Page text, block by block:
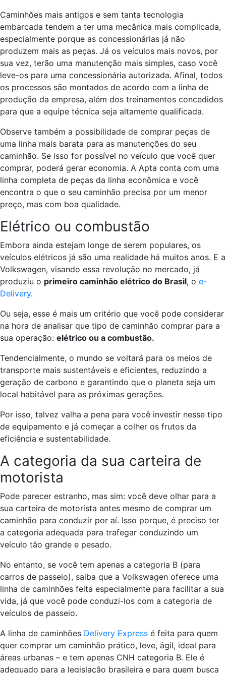
Caminhões mais antigos e sem tanta tecnologia
embarcada tendem a ter uma mecânica mais complicada,
especialmente porque as concessionárias já não
produzem mais as peças. Já os veículos mais novos, por
sua vez, terão uma manutenção mais simples, caso você
leve-os para uma concessionária autorizada. Afinal, todos
os processos são montados de acordo com a linha de
produção da empresa, além dos treinamentos concedidos
para que a equipe técnica seja altamente qualificada.
Observe também a possibilidade de comprar peças de
uma linha mais barata para as manutenções do seu
caminhão. Se isso for possível no veículo que você quer
comprar, poderá gerar economia. A Apta conta com uma
linha completa de peças da linha econômica e você
encontra o que o seu caminhão precisa por um menor
preço, mas com boa qualidade.
Elétrico ou combustão
Embora ainda estejam longe de serem populares, os
veículos elétricos já são uma realidade há muitos anos. E a
Volkswagen, visando essa revolução no mercado, já
produziu o primeiro caminhão elétrico do Brasil, o e-
Delivery.
Ou seja, esse é mais um critério que você pode considerar
na hora de analisar que tipo de caminhão comprar para a
sua operação: elétrico ou a combustão.
Tendencialmente, o mundo se voltará para os meios de
transporte mais sustentáveis e eficientes, reduzindo a
geração de carbono e garantindo que o planeta seja um
local habitável para as próximas gerações.
Por isso, talvez valha a pena para você investir nesse tipo
de equipamento e já começar a colher os frutos da
eficiência e sustentabilidade.
A categoria da sua carteira de
motorista
Pode parecer estranho, mas sim: você deve olhar para a
sua carteira de motorista antes mesmo de comprar um
caminhão para conduzir por aí. Isso porque, é preciso ter
a categoria adequada para trafegar conduzindo um
veículo tão grande e pesado.
No entanto, se você tem apenas a categoria B (para
carros de passeio), saiba que a Volkswagen oferece uma
linha de caminhões feita especialmente para facilitar a sua
vida, já que você pode conduzi-los com a categoria de
veículos de passeio.
A linha de caminhões Delivery Express é feita para quem
quer comprar um caminhão prático, leve, ágil, ideal para
áreas urbanas – e tem apenas CNH categoria B. Ele é
adequado para a legislação brasileira e para quem busca